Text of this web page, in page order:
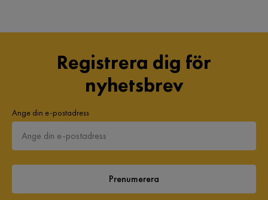
Registrera dig för
nyhetsbrev
Ange din e-postadress
Prenumerera